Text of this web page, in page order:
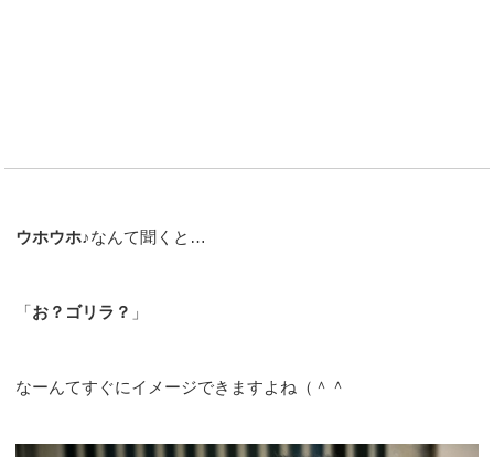
ウホウホ♪なんて聞くと…
「お？ゴリラ？ 」
なーんてすぐにイメージできますよね（＾＾